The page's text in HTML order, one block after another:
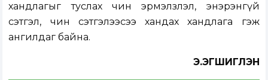
хандлагыг туслах чин эрмэлзлэл, энэрэнгүй
сэтгэл, чин сэтгэлээсээ хандах хандлага гэж
ангилдаг байна.
Э.ЭГШИГЛЭН